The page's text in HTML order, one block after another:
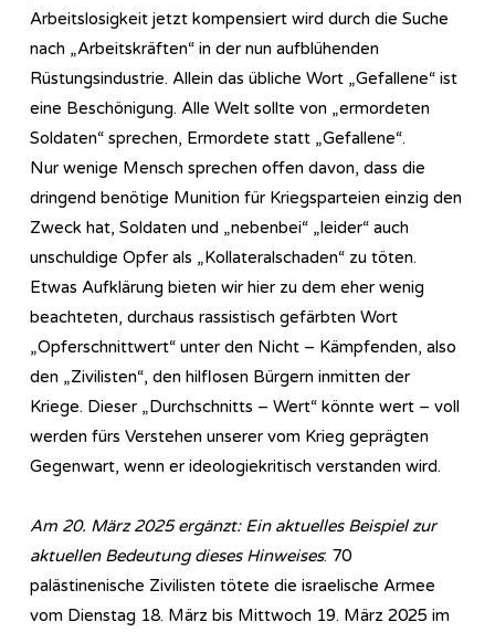
Arbeitslosigkeit jetzt kompensiert wird durch die Suche
nach „Arbeitskräften“ in der nun aufblühenden
Rüstungsindustrie. Allein das übliche Wort „Gefallene“ ist
eine Beschönigung. Alle Welt sollte von „ermordeten
Soldaten“ sprechen, Ermordete statt „Gefallene“.
Nur wenige Mensch sprechen offen davon, dass die
dringend benötige Munition für Kriegsparteien einzig den
Zweck hat, Soldaten und „nebenbei“ „leider“ auch
unschuldige Opfer als „Kollateralschaden“ zu töten.
Etwas Aufklärung bieten wir hier zu dem eher wenig
beachteten, durchaus rassistisch gefärbten Wort
„Opferschnittwert“ unter den Nicht – Kämpfenden, also
den „Zivilisten“, den hilflosen Bürgern inmitten der
Kriege. Dieser „Durchschnitts – Wert“ könnte wert – voll
werden fürs Verstehen unserer vom Krieg geprägten
Gegenwart, wenn er ideologiekritisch verstanden wird.
Am 20. März 2025 ergänzt: Ein aktuelles Beispiel zur
aktuellen Bedeutung dieses Hinweises: 70
palästinenische Zivilisten tötete die israelische Armee
vom Dienstag 18. März bis Mittwoch 19. März 2025 im